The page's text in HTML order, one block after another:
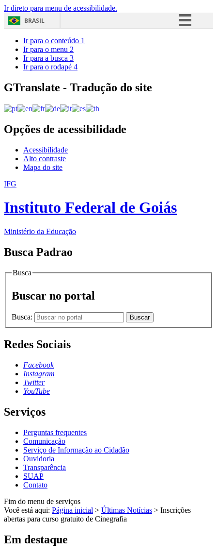
Ir direto para menu de acessibilidade.
BRASIL
Acesso à informação
Ir para o conteúdo 1
Ir para o menu 2
Ir para a busca 3
Ir para o rodapé 4
GTranslate - Tradução do site
Opções de acessibilidade
Acessibilidade
Alto contraste
Mapa do site
IFG
Instituto Federal de Goiás
Ministério da Educação
Busca Padrao
Busca
Buscar no portal
Busca: Buscar
Redes Sociais
Facebook
Instagram
Twitter
YouTube
Serviços
Perguntas frequentes
Comunicação
Serviço de Informação ao Cidadão
Ouvidoria
Transparência
SUAP
Contato
Fim do menu de serviços
Você está aqui: Página inicial > Últimas Notícias > Inscrições
abertas para curso gratuito de Cinegrafia
Em destaque